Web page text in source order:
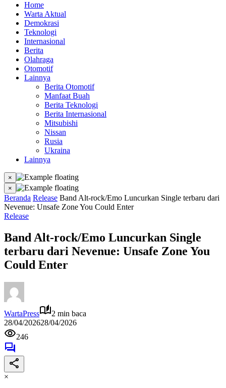
Home
Warta Aktual
Demokrasi
Teknologi
Internasional
Berita
Olahraga
Otomotif
Lainnya
Berita Otomotif
Manfaat Buah
Berita Teknologi
Berita Internasional
Mitsubishi
Nissan
Rusia
Ukraina
Lainnya
×
×
Beranda Release Band Alt-rock/Emo Luncurkan Single terbaru dari
Nevenue: Unsafe Zone You Could Enter
Release
Band Alt-rock/Emo Luncurkan Single
terbaru dari Nevenue: Unsafe Zone You
Could Enter
WartaPress
2 min baca
28/04/202628/04/2026
246
×